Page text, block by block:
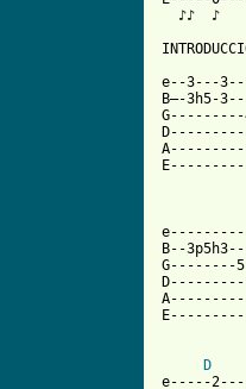
♪♪  ♪
e--3---
B—-
B--
G--------
D
e-----